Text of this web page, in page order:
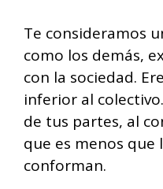
Te consideramos
como los demás,
con la sociedad.
inferior al
de tus partes, al
que es menos que
conforman.